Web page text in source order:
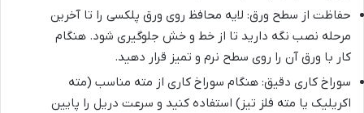
حفاظت از سطح ورق: لایه محافظ روی ورق پلکسی را تا آخرین
مرحله نصب نگه دارید تا از خط و خش جلوگیری شود. هنگام
کار با ورق آن را روی سطح نرم و تمیز قرار دهید.
سوراخ کاری دقیق: هنگام سوراخ کاری از مته مناسب (مته
اکریلیک یا مته فلز تیز) استفاده کنید و سرعت دریل را پایین